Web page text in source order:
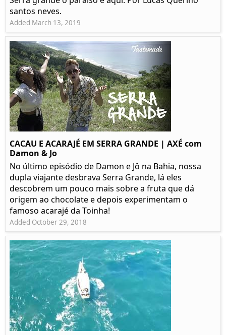
santos neves.
Added March 13, 2019
CACAU E ACARAJÉ EM SERRA GRANDE | AXÉ com
Damon & Jo
No último episódio de Damon e Jô na Bahia, nossa
dupla viajante desbrava Serra Grande, lá eles
descobrem um pouco mais sobre a fruta que dá
origem ao chocolate e depois experimentam o
famoso acarajé da Toinha!
Added October 29, 2018